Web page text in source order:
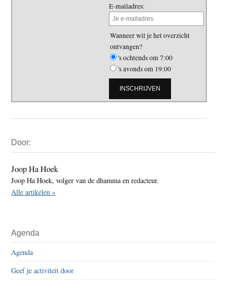
E-mailadres:
Wanneer wil je het overzicht
ontvangen?
's ochtends om 7:00
's avonds om 19:00
Sidebar
Door:
Joop Ha Hoek
Joop Ha Hoek, volger van de dhamma en redacteur.
Alle artikelen »
Agenda
Agenda
Geef je activiteit door